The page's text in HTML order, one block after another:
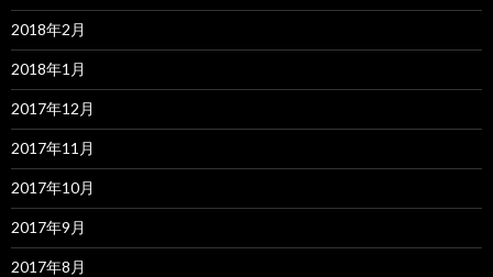
2018年2月
2018年1月
2017年12月
2017年11月
2017年10月
2017年9月
2017年8月